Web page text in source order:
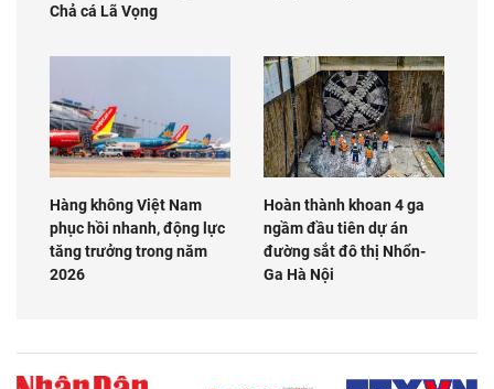
Chả cá Lã Vọng
Hàng không Việt Nam
phục hồi nhanh, động lực
tăng trưởng trong năm
2026
Hoàn thành khoan 4 ga
ngầm đầu tiên dự án
đường sắt đô thị Nhổn-
Ga Hà Nội